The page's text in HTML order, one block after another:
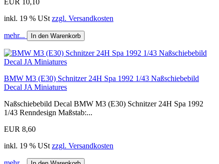
EUR 10,10
inkl. 19 % USt zzgl. Versandkosten
mehr... In den Warenkorb
BMW M3 (E30) Schnitzer 24H Spa 1992 1/43 Naßschiebebild
Decal JA Miniatures
Naßschiebebild Decal BMW M3 (E30) Schnitzer 24H Spa 1992
1/43 Renndesign Maßstab:...
EUR 8,60
inkl. 19 % USt zzgl. Versandkosten